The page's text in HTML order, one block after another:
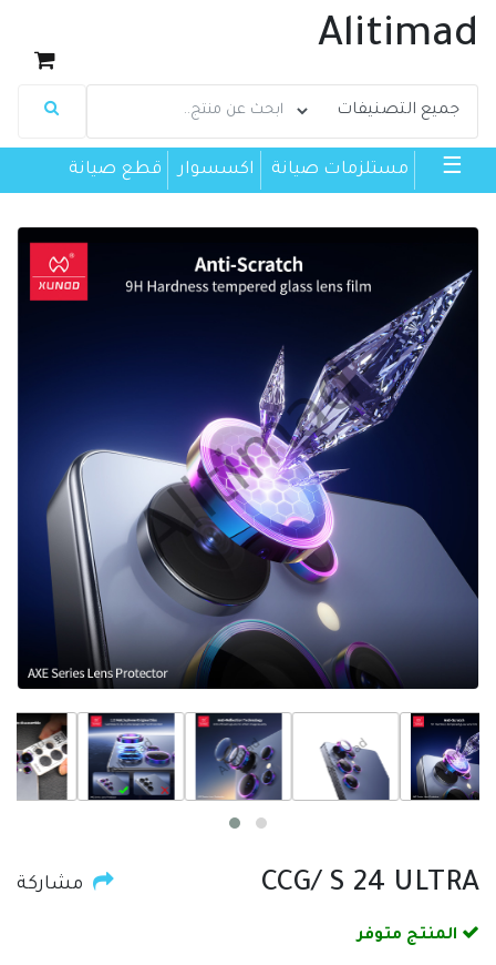
Alitimad
☰ مستلزمات صيانة اكسسوار قطع صيانة
CCG/ S 24 ULTRA مشاركة
المنتج متوفر